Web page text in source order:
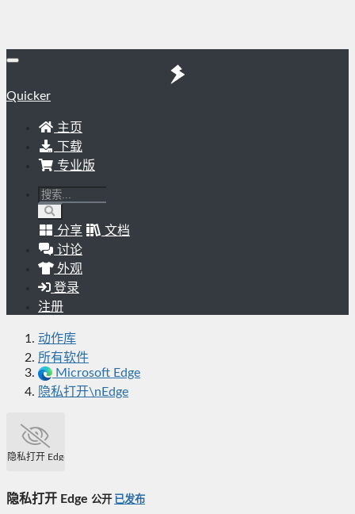
Quicker
主页
下载
专业版
分享
文档
讨论
外观
登录
注册
动作库
所有软件
Microsoft Edge
隐私打开\nEdge
隐私打开 Edge
隐私打开 Edge 公开 已发布